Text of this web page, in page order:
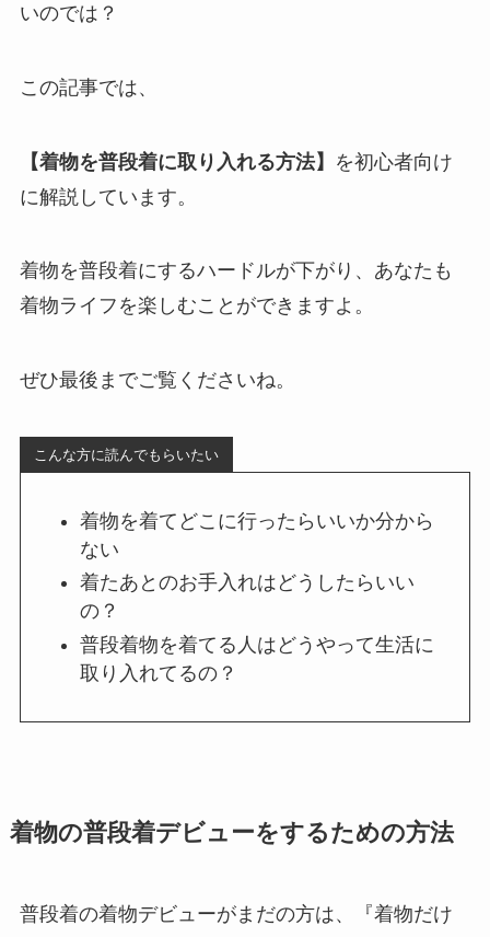
いのでは？
この記事では、
【着物を普段着に取り入れる方法】
を初心者向け
に解説しています。
着物を普段着にするハードルが下がり、あなたも
着物ライフを楽しむことができますよ。
ぜひ最後までご覧くださいね。
こんな方に読んでもらいたい
着物を着てどこに行ったらいいか分から
ない
着たあとのお手入れはどうしたらいい
の？
普段着物を着てる人はどうやって生活に
取り入れてるの？
着物の普段着デビューをするための方法
普段着の着物デビューがまだの方は、『着物だけ